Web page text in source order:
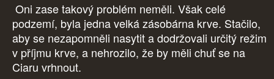
Oni zase takový problém neměli. Však celé
podzemí, byla jedna velká zásobárna krve. Stačilo,
aby se nezapomněli nasytit a dodržovali určitý režim
v příjmu krve, a nehrozilo, že by měli chuť se na
Ciaru vrhnout.